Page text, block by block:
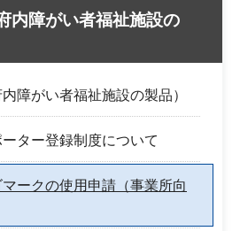
内障がい者福祉施設の
障がい者福祉施設の製品）
ター登録制度について
ークの使用申請（事業所向